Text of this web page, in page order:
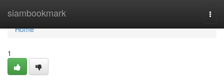
siambookmark
Home
Home
1